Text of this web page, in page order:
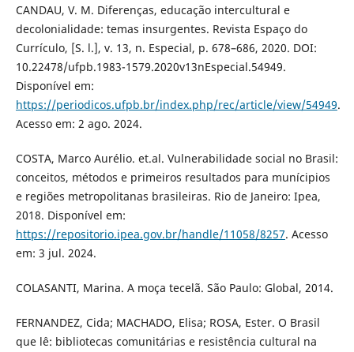
CANDAU, V. M. Diferenças, educação intercultural e
decolonialidade: temas insurgentes. Revista Espaço do
Currículo, [S. l.], v. 13, n. Especial, p. 678–686, 2020. DOI:
10.22478/ufpb.1983-1579.2020v13nEspecial.54949.
Disponível em:
https://periodicos.ufpb.br/index.php/rec/article/view/54949.
Acesso em: 2 ago. 2024.
COSTA, Marco Aurélio. et.al. Vulnerabilidade social no Brasil:
conceitos, métodos e primeiros resultados para munícipios
e regiões metropolitanas brasileiras. Rio de Janeiro: Ipea,
2018. Disponível em:
https://repositorio.ipea.gov.br/handle/11058/8257. Acesso
em: 3 jul. 2024.
COLASANTI, Marina. A moça tecelã. São Paulo: Global, 2014.
FERNANDEZ, Cida; MACHADO, Elisa; ROSA, Ester. O Brasil
que lê: bibliotecas comunitárias e resistência cultural na